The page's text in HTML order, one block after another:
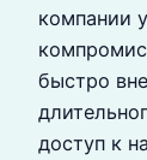
компании
быстро
доступ к